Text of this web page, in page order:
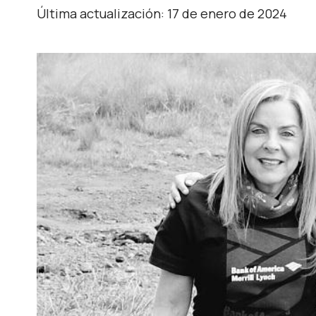
Última actualización: 17 de enero de 2024